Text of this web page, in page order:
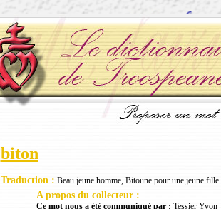
biton
Traduction : Beau jeune homme, Bitoune pour une jeune fille.
A propos du collecteur :
Ce mot nous a été communiqué par : Tessier Yvon